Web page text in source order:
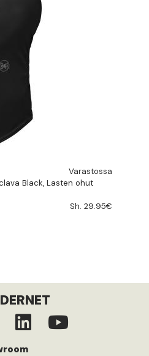
Varastossa
Black, Lasten ohut
Sh. 29.95€